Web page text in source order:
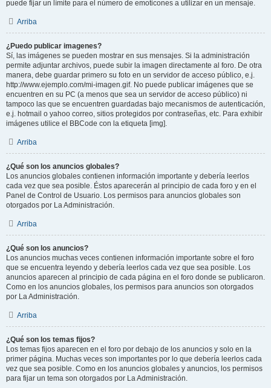
puede fijar un límite para el número de emoticones a utilizar en un mensaje.
Arriba
¿Puedo publicar imagenes?
Sí, las imágenes se pueden mostrar en sus mensajes. Si la administración
permite adjuntar archivos, puede subir la imagen directamente al foro. De otra
manera, debe guardar primero su foto en un servidor de acceso público, e.j.
http://www.ejemplo.com/mi-imagen.gif. No puede publicar imágenes que se
encuentren en su PC (a menos que sea un servidor de acceso público) ni
tampoco las que se encuentren guardadas bajo mecanismos de autenticación,
e.j. hotmail o yahoo correo, sitios protegidos por contraseñas, etc. Para exhibir
imágenes utilice el BBCode con la etiqueta [img].
Arriba
¿Qué son los anuncios globales?
Los anuncios globales contienen información importante y debería leerlos
cada vez que sea posible. Éstos aparecerán al principio de cada foro y en el
Panel de Control de Usuario. Los permisos para anuncios globales son
otorgados por La Administración.
Arriba
¿Qué son los anuncios?
Los anuncios muchas veces contienen información importante sobre el foro
que se encuentra leyendo y debería leerlos cada vez que sea posible. Los
anuncios aparecen al principio de cada página en el foro donde se publicaron.
Como en los anuncios globales, los permisos para anuncios son otorgados
por La Administración.
Arriba
¿Qué son los temas fijos?
Los temas fijos aparecen en el foro por debajo de los anuncios y solo en la
primer página. Muchas veces son importantes por lo que debería leerlos cada
vez que sea posible. Como en los anuncios globales y anuncios, los permisos
para fijar un tema son otorgados por La Administración.